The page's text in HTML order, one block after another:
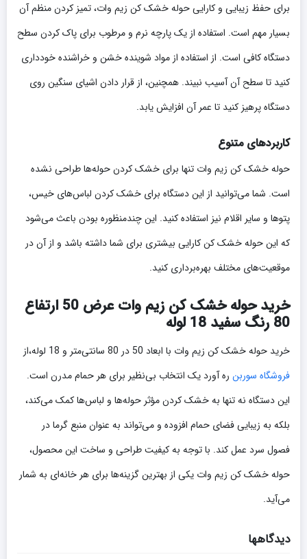
برای حفظ زیبایی و کارایی حوله خشک کن زیم وات، تمیز کردن منظم آن
بسیار مهم است. استفاده از یک پارچه نرم و مرطوب برای پاک کردن سطح
دستگاه کافی است. از استفاده از مواد شوینده خشن و خراشنده خودداری
کنید تا سطح آن آسیب نبیند. همچنین، از قرار دادن اشیای سنگین روی
دستگاه پرهیز کنید تا عمر آن افزایش یابد.
کاربردهای متنوع
حوله خشک کن زیم وات تنها برای خشک کردن حوله‌ها طراحی نشده
است. شما می‌توانید از این دستگاه برای خشک کردن لباس‌های خیس،
پتوها و سایر اقلام نیز استفاده کنید. این چندمنظوره بودن باعث می‌شود
که این حوله خشک کن کارایی بیشتری برای شما داشته باشد و از آن در
موقعیت‌های مختلف بهره‌برداری کنید.
خرید حوله خشک کن زیم وات عرض 50 ارتفاع
80 رنگ سفید 18 لوله
خرید حوله خشک کن زیم وات با ابعاد 50 در 80 سانتی‌متر و 18 لوله،از
فروشگاه سوربن ره آورد یک انتخاب بی‌نظیر برای هر حمام مدرن است.
این دستگاه نه تنها به خشک کردن مؤثر حوله‌ها و لباس‌ها کمک می‌کند،
بلکه به زیبایی فضای حمام افزوده و می‌تواند به عنوان منبع گرما در
فصول سرد عمل کند. با توجه به کیفیت طراحی و ساخت این محصول،
حوله خشک کن زیم وات یکی از بهترین گزینه‌ها برای هر خانه‌ای به شمار
می‌آید.
دیدگاهها